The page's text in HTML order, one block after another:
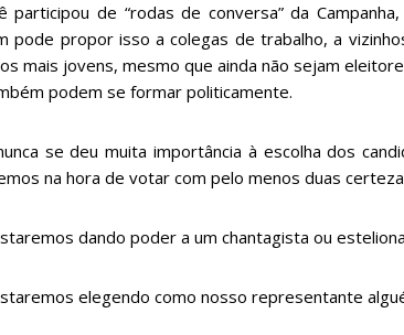
participou de “rodas de conversa” da
pode propor isso a colegas de trabalho, a
mais jovens, mesmo que ainda não sejam
podem se formar politicamente.
se deu muita importância à escolha dos
na hora de votar com pelo menos duas
dando poder a um chantagista ou
elegendo como nosso representante